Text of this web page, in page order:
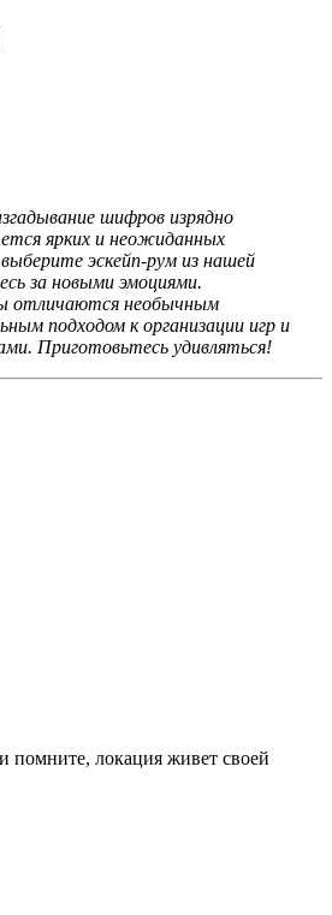
шифров изрядно
ярких и неожиданных
эскейп-рум из нашей
за новыми эмоциями.
отличаются необычным
подходом к организации игр и
Приготовьтесь удивляться!
помните, локация живет своей